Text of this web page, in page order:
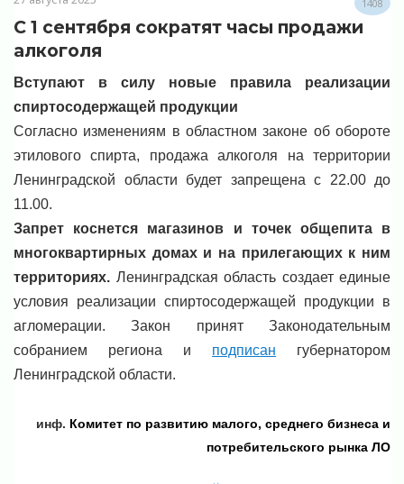
1408
С 1 сентября сократят часы продажи
алкоголя
Вступают в силу новые правила реализации
спиртосодержащей продукции
Согласно изменениям в областном законе об обороте
этилового спирта, продажа алкоголя на территории
Ленинградской области будет запрещена с 22.00 до
11.00.
Запрет коснется магазинов и точек общепита в
многоквартирных домах и на прилегающих к ним
территориях. Ленинградская область создает единые
условия реализации спиртосодержащей продукции в
агломерации.Закон принят Законодательным
собранием региона и подписан губернатором
Ленинградской области.
инф. Комитет по развитию малого, среднего бизнеса и
потребительского рынка ЛО